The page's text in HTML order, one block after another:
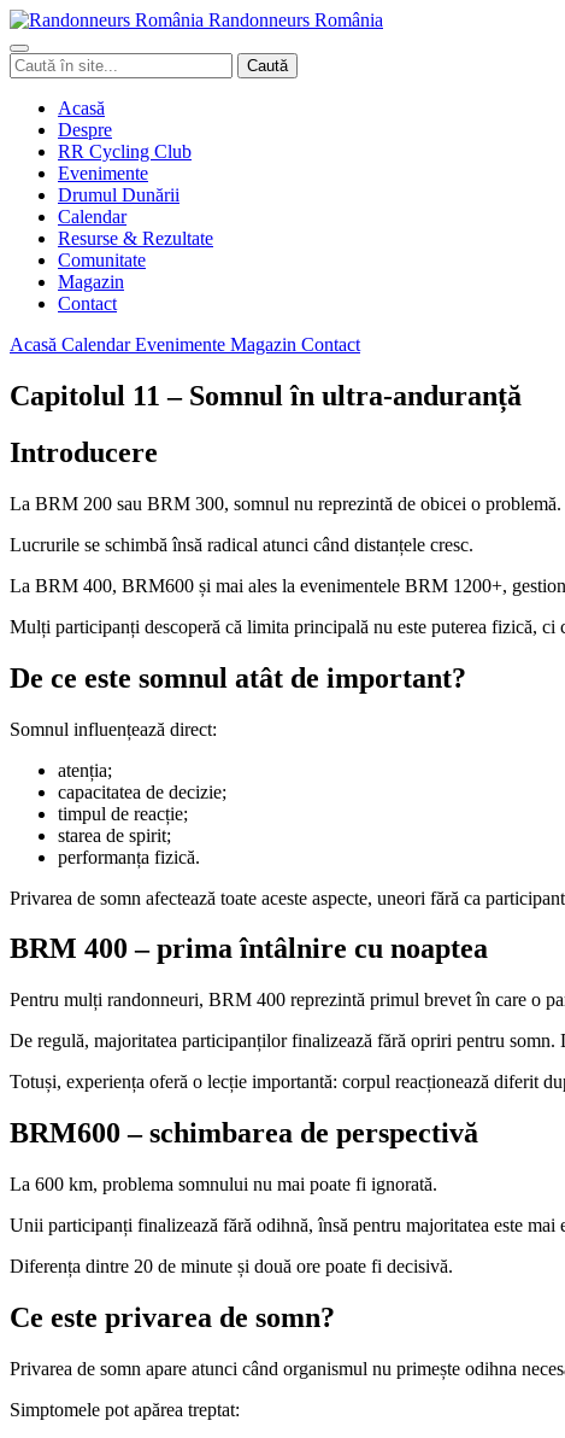
Randonneurs România
Caută
în
Caută
Acasă
Despre
RR Cycling Club
Evenimente
Drumul Dunării
Calendar
Resurse & Rezultate
Comunitate
Magazin
Contact
Acasă CalendarEvenimente Magazin Contact
Capitolul 11 – Somnul în ultra-anduranță
Introducere
La BRM 200 sau BRM 300, somnul nu reprezintă de obicei o
Lucrurile se schimbă însă radical atunci când distanțele cresc.
La BRM 400, BRM600 și mai ales la evenimentele BRM 1200+,
Mulți participanți descoperă că limita principală nu este puterea fizică,
De ce este somnul atât de important?
Somnul influențează direct:
atenția;
capacitatea de decizie;
timpul de reacție;
starea de spirit;
performanța fizică.
Privarea de somn afectează toate aceste aspecte, uneori fără ca
BRM 400 – prima întâlnire cu noaptea
Pentru mulți randonneuri, BRM 400 reprezintă primul brevet în care o
De regulă, majoritatea participanților finalizează fără opriri pentru
Totuși, experiența oferă o lecție importantă: corpul reacționează diferit
BRM600 – schimbarea de perspectivă
La 600 km, problema somnului nu mai poate fi ignorată.
Unii participanți finalizează fără odihnă, însă pentru majoritatea este mai
Diferența dintre 20 de minute și două ore poate fi decisivă.
Ce este privarea de somn?
Privarea de somn apare atunci când organismul nu primește odihna
Simptomele pot apărea treptat: